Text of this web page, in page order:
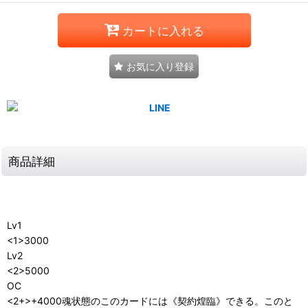
カートに入れる
お気に入り登録
商品詳細
Lv1
<1>3000
Lv2
<2>5000
OC
<2+>+4000魂状態のこのカードには《契約煌臨》できる。このと